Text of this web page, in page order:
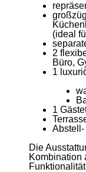
(ideal
2
Büro,
1
1
Die
Kombination